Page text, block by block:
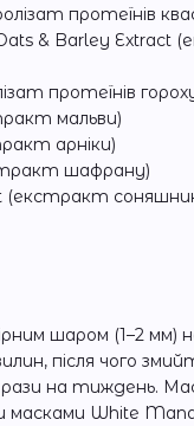
протеїнів
& Barley Extract
протеїнів
мальви)
арніки)
шафрану)
(екстракт
шаром (1–2 мм)
після чого
на тиждень.
White